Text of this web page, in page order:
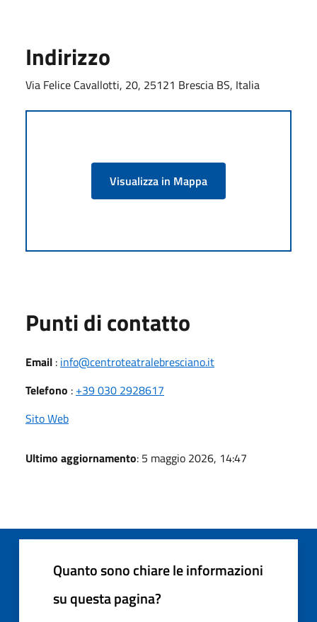
Indirizzo
Via Felice Cavallotti, 20, 25121 Brescia BS, Italia
Visualizza in Mappa
Punti di contatto
Email : info@centroteatralebresciano.it
Telefono : +39 030 2928617
Sito Web
Ultimo aggiornamento: 5 maggio 2026, 14:47
Quanto sono chiare le informazioni
su questa pagina?